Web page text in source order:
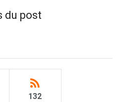
du post
132